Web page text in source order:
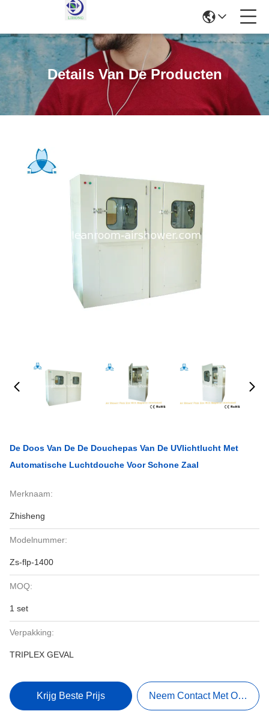
Details Van De Producten
De Doos Van De De Douchepas Van De UVlichtlucht Met
Automatische Luchtdouche Voor Schone Zaal
Merknaam:
Zhisheng
Modelnummer:
Zs-flp-1400
MOQ:
1 set
Verpakking:
TRIPLEX GEVAL
Krijg Beste Prijs Neem Contact Met Ons Op